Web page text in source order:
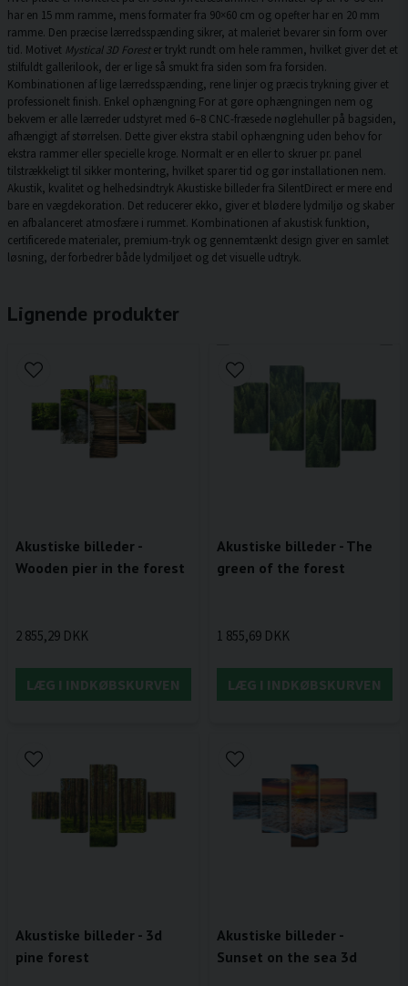
har en 15 mm ramme, mens formater fra 90×60 cm og opefter har en 20 mm
ramme. Den præcise lærredsspænding sikrer, at maleriet bevarer sin form over
tid. Motivet Mystical 3D Forester trykt rundt om hele rammen, hvilket giver det et
stilfuldt gallerilook, der er lige så smukt fra siden som fra forsiden.
Kombinationen af lige lærredsspænding, rene linjer og præcis trykning giver et
professionelt finish. Enkel ophængning For at gøre ophængningen nem og
bekvem er alle lærreder udstyret med 6–8 CNC-fræsede nøglehuller på bagsiden,
afhængigt af størrelsen. Dette giver ekstra stabil ophængning uden behov for
ekstra rammer eller specielle kroge. Normalt er en eller to skruer pr. panel
tilstrækkeligt til sikker montering, hvilket sparer tid og gør installationen nem.
Akustik, kvalitet og helhedsindtryk Akustiske billeder fra SilentDirect er mere end
bare en vægdekoration. Det reducerer ekko, giver et blødere lydmiljø og skaber
en afbalanceret atmosfære i rummet. Kombinationen af akustisk funktion,
certificerede materialer, premium-tryk og gennemtænkt design giver en samlet
løsning, der forbedrer både lydmiljøet og det visuelle udtryk.
Lignende produkter
Akustiske billeder -
Wooden pier in the forest
2 855,29 DKK
LÆG I INDKØBSKURVEN
Akustiske billeder - The
green of the forest
1 855,69 DKK
LÆG I INDKØBSKURVEN
Akustiske billeder - 3d
pine forest
Akustiske billeder -
Sunset on the sea 3d